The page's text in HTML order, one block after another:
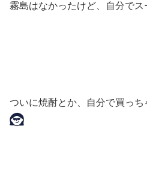
霧島はなかったけど、自分でス
ついに焼酎とか、自分で買っ